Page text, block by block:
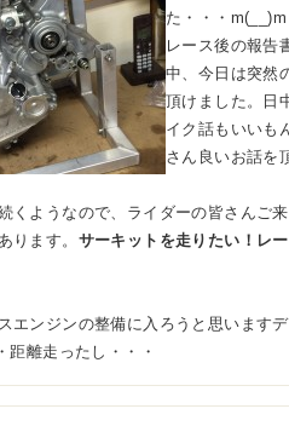
た・・・m(__)m
レース後の報告
中、今日は突然
頂けました。日
イク話もいいも
さん良いお話を
くようなので、ライダーの皆さんご
ります。 サーキットを走りたい！レ
エンジンの整備に入ろうと思います
距離走ったし・・・